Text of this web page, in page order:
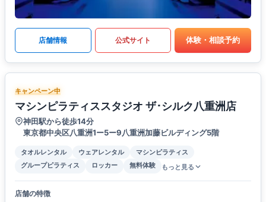
店舗情報 公式サイト 体験・相談予約
キャンペーン中
マシンピラティススタジオ ザ･シルク八重洲店
神田駅から徒歩14分
東京都中央区八重洲1ー5ー9八重洲加藤ビルディング5階
タオルレンタル ウェアレンタル
マシンピラティス
グループピラティス
ロッカー 無料体験 もっと見る
店舗の特徴